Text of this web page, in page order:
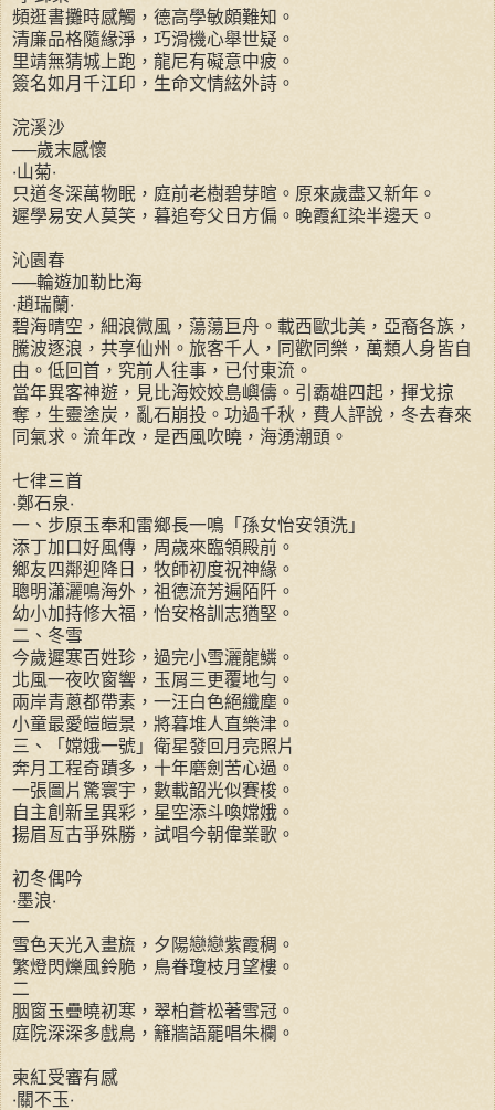
頻逛書攤時感觸，德高學敏頗難知。
清廉品格隨緣淨，巧滑機心舉世疑。
里靖無猜城上跑，龍尼有礙意中疲。
簽名如月千江印，生命文情絃外詩。
浣溪沙
──歲末感懷
‧山菊‧
只道冬深萬物眠，庭前老樹碧芽暄。原來歲盡又新年。
遲學易安人莫笑，暮追夸父日方偏。晚霞紅染半邊天。
沁園春
──輪遊加勒比海
‧趙瑞蘭‧
碧海晴空，細浪微風，蕩蕩巨舟。載西歐北美，亞裔各族，
騰波逐浪，共享仙州。旅客千人，同歡同樂，萬類人身皆自
由。低回首，究前人往事，已付東流。
當年異客神遊，見比海姣姣島嶼儔。引霸雄四起，揮戈掠
奪，生靈塗炭，亂石崩投。功過千秋，費人評說，冬去春來
同氣求。流年改，是西風吹曉，海湧潮頭。
七律三首
‧鄭石泉‧
一、步原玉奉和雷鄉長一鳴「孫女怡安領洗」
添丁加口好風傳，周歲來臨領殿前。
鄉友四鄰迎降日，牧師初度祝神緣。
聰明瀟灑鳴海外，祖德流芳遍陌阡。
幼小加持修大福，怡安格訓志猶堅。
二、冬雪
今歲遲寒百姓珍，過完小雪灑龍鱗。
北風一夜吹窗響，玉屑三更覆地勻。
兩岸青蔥都帶素，一汪白色絕纖塵。
小童最愛皚皚景，將暮堆人直樂津。
三、「嫦娥一號」衛星發回月亮照片
奔月工程奇蹟多，十年磨劍苦心過。
一張圖片驚寰宇，數載韶光似賽梭。
自主創新呈異彩，星空添斗喚嫦娥。
揚眉亙古爭殊勝，試唱今朝偉業歌。
初冬偶吟
‧墨浪‧
一
雪色天光入畫旒，夕陽戀戀紫霞稠。
繁燈閃爍風鈴脆，鳥眷瓊枝月望樓。
二
胭窗玉疊曉初寒，翠柏蒼松著雪冠。
庭院深深多戲鳥，籬牆語罷唱朱欄。
柬紅受審有感
‧關不玉‧